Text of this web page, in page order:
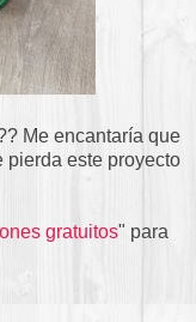
Me encantaría que
pierda este proyecto
gratuitos" para